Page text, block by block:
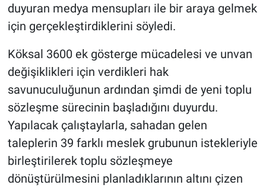
duyuran medya mensupları ile bir araya gelmek
için gerçekleştirdiklerini söyledi.
Köksal 3600 ek gösterge mücadelesi ve unvan
değişiklikleri için verdikleri hak
savunuculuğunun ardından şimdi de yeni toplu
sözleşme sürecinin başladığını duyurdu.
Yapılacak çalıştaylarla, sahadan gelen
taleplerin 39 farklı meslek grubunun istekleriyle
birleştirilerek toplu sözleşmeye
dönüştürülmesini planladıklarının altını çizen